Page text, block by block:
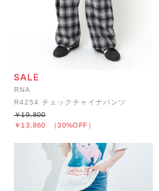
RNA
R4254 チェックチャイナパンツ
￥13,860 （30%OFF）
￥19,800